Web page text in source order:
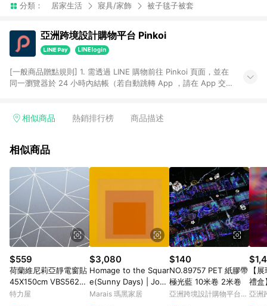
分類： 居家生活 寢具/家飾 被子毯子被套
亞洲跨境設計購物平台 Pinkoi
[一般商品贈點規則] 1. 需透過 LINE 購物前往 Pinkoi 頁面，並在
同一瀏覽器於 24 小時內結帳（若自動跳轉 App ，請在 App 交
回饋訂單不得享有 Pinkoi 站方優惠，例如首購優惠，P coins，
行為，不具贈點資格，部分退款不在此限。 6. APP 請更新至
貨後 45 天後發送。 8. 群眾募資商品，禮物卡，開館保證金，補
運費，攤位費等不具贈點資格。 9. LINE 購物站上之商品規格、
顏色、價位、贈品如與 Pinkoi 商品資訊頁及購物車不符，以
Pinkoi 購物商品資訊頁及購物車標示為準。 10. 點數紅包使用規
則請以點數紅包活動說明為準。 11. 若於 LINE 購物前往 Pinkoi
頁面後才首次下載 Pinkoi APP 並完成訂單，不符合導購資格；承
上，首次下載 Pinkoi APP 後，需透過 LINE 購物前往 Pinkoi 頁
面，方享導購資格。
相似商品 熱銷排行榜 商品描述
相似商品
$559
荷蘭維尼莉亞靜電窗貼
45X150cm VBS56227
多邊形
特力屋
$3,080
Homage to the Squar
e(Sunny Days) | Jose
f Albers - 銀色鋁框-中
Marais 瑪黑家居
$140
NO.89757 PET 紙膠帶
極光藍 10米卷 2米卷
亞洲跨境設計購物平台
【
禮盒
漫質
亞洲